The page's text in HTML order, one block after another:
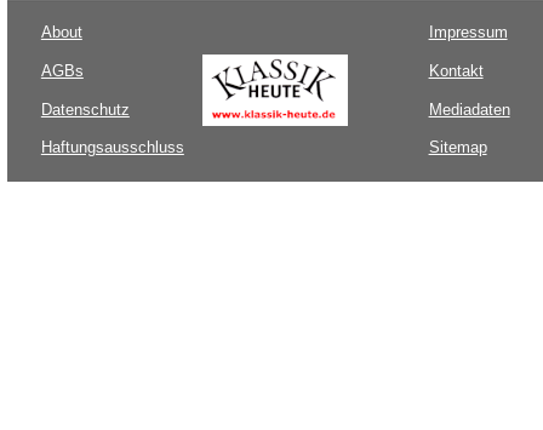
About
AGBs
Datenschutz
Haftungsausschluss
Impressum
Kontakt
Mediadaten
Sitemap